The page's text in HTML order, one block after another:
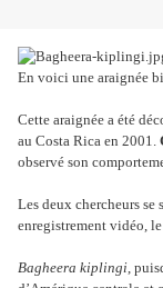
En voici une araignée
Cette araignée a été
au Costa Rica en 2001.
observé son
Les deux chercheurs se
enregistrement vidéo,
Bagheera kiplingi,